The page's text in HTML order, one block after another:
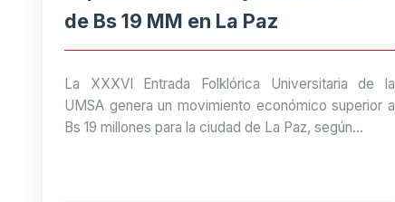
de Bs 19 MM en La Paz
La XXXVI Entrada Folklórica Universitaria de la
UMSA genera un movimiento económico superior a
Bs 19 millones para la ciudad de La Paz, según...